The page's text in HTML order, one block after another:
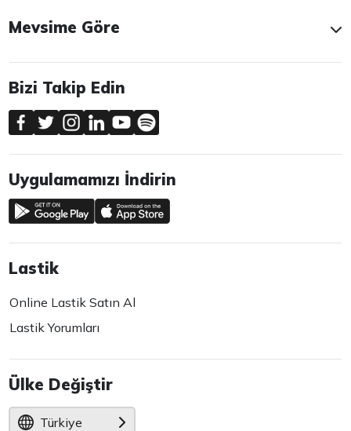
Mevsime Göre
Bizi Takip Edin
Uygulamamızı İndirin
Lastik
Online Lastik Satın Al
Lastik Yorumları
Ülke Değiştir
Türkiye